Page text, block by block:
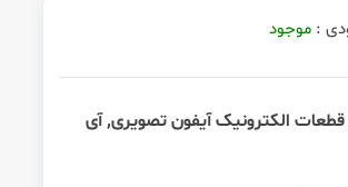
: موجود
قطعات الکترونیک آیفون تصویری,آی